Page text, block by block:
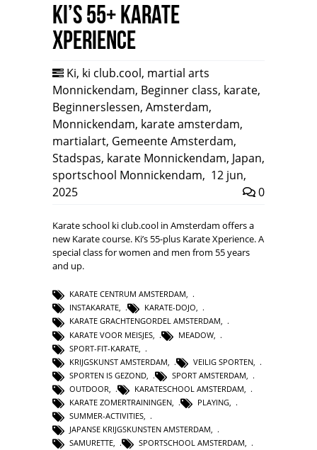
Ki’s 55+ Karate
Xperience
Ki, ki club.cool, martial arts
Monnickendam, Beginner class, karate,
Beginnerslessen, Amsterdam,
Monnickendam, karate amsterdam,
martialart, Gemeente Amsterdam,
Stadspas, karate Monnickendam, Japan,
sportschool Monnickendam, 12 jun,
2025
0
Karate school ki club.cool in Amsterdam offers a
new Karate course. Ki’s 55-plus Karate Xperience. A
special class for women and men from 55 years
and up.
KARATE CENTRUM AMSTERDAM,
INSTAKARATE, KARATE-DOJO,
KARATE GRACHTENGORDEL AMSTERDAM,
KARATE VOOR MEISJES
MEADOW
SPORT-FIT-KARATE
KRIJGSKUNST AMSTERDAM
VEILIG SPORTEN
SPORTEN IS GEZOND
SPORT AMSTERDAM
OUTDOOR
KARATESCHOOL AMSTERDAM
KARATE ZOMERTRAININGEN
PLAYING
SUMMER-ACTIVITIES
JAPANSE KRIJGSKUNSTEN AMSTERDAM
SAMURETTE, SPORTSCHOOL AMSTERDAM,